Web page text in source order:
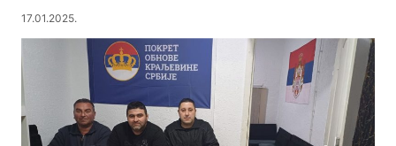
17.01.2025.